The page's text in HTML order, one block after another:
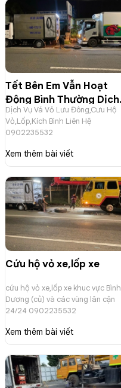
Tết Bên Em Vẫn Hoạt
Động Bình Thường Dịch
Vụ Vá Vỏ Lưu Đông,Cưu
Hộ Vỏ,Lốp,Kích Bình
Dịch Vụ Vá Vỏ Lưu Đông,Cưu Hộ
Vỏ,Lốp,Kích Bình Liên Hệ
0902235532
Xem thêm bài viết
Cứu hộ vỏ xe,lốp xe
cứu hộ vỏ xe,lốp xe khuc vực Bình
Dương (củ) và các vùng lân cận
24/24 0902235532
Xem thêm bài viết